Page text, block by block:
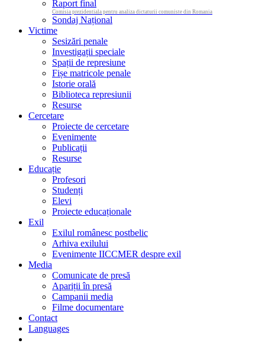
Raport final
Comisia prezidentiala pentru analiza dictaturii comuniste din Romania
Sondaj Național
Victime
Sesizări penale
Investigații speciale
Spații de represiune
Fișe matricole penale
Istorie orală
Biblioteca represiunii
Resurse
Cercetare
Proiecte de cercetare
Evenimente
Publicații
Resurse
Educație
Profesori
Studenți
Elevi
Proiecte educaționale
Exil
Exilul românesc postbelic
Arhiva exilului
Evenimente IICCMER despre exil
Media
Comunicate de presă
Apariții în presă
Campanii media
Filme documentare
Contact
Languages